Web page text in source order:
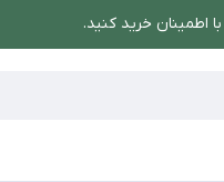
اطمینان خرید کنید.